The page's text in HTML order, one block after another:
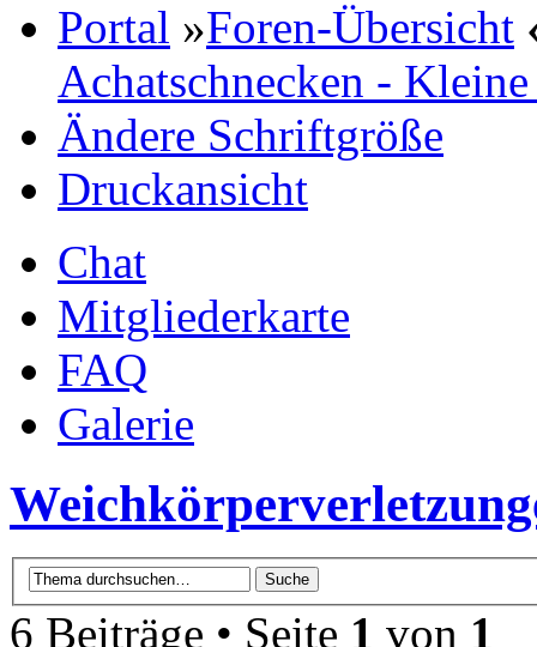
Portal »Foren-Übersicht
Achatschnecken -
Ändere Schriftgröße
Druckansicht
Chat
Mitgliederkarte
FAQ
Galerie
6 Beiträge • Seite 1 von 1